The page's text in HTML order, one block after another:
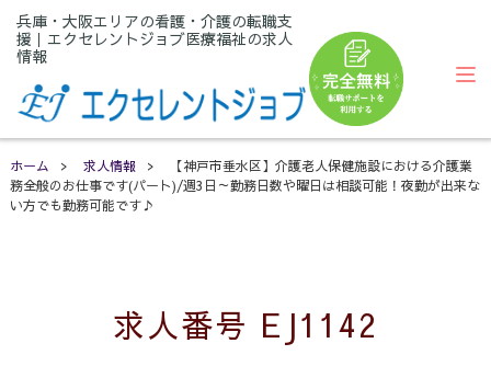
兵庫・大阪エリアの看護・介護の転職支
援｜エクセレントジョブ医療福祉の求人
情報
ホーム > 求人情報 >
【神戸市垂水区】介護老人保健施設における介護業
務全般のお仕事です(パート)/週3日～勤務日数や曜日は相談可能！夜勤が出来な
い方でも勤務可能です♪
求人番号 EJ1142